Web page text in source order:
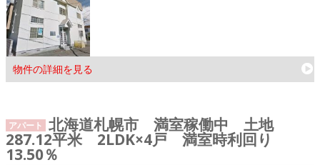
物件の詳細を見る
アパート 北海道札幌市 満室稼働中 土地
287.12平米 2LDK×4戸 満室時利回り
13.50％